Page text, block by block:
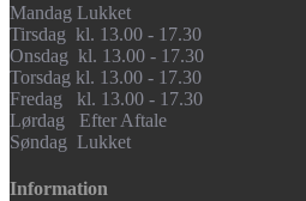
Mandag Lukket
Tirsdag kl. 13.00 - 17.30
Onsdag kl. 13.00 - 17.30
Torsdag kl. 13.00 - 17.30
Fredag kl. 13.00 - 17.30
Lørdag Efter Aftale
Søndag Lukket
Information